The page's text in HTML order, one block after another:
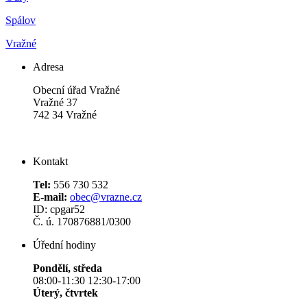
Spálov
Vražné
Adresa
Obecní úřad Vražné
Vražné 37
742 34 Vražné
Kontakt
Tel: 556 730 532
E-mail: obec@vrazne.cz
ID: cpgar52
Č. ú. 170876881/0300
Úřední hodiny
Pondělí, středa
08:00-11:30 12:30-17:00
Úterý, čtvrtek